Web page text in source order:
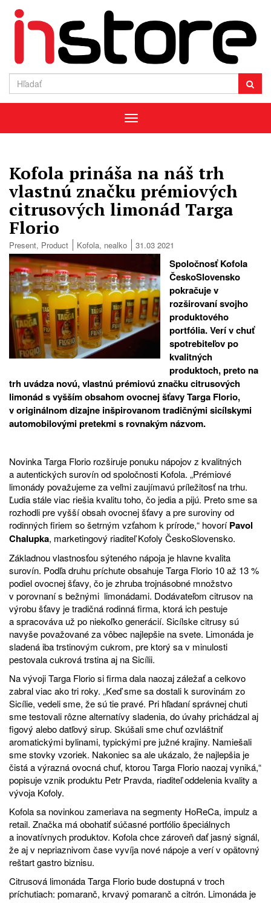
Menu
Kofola prináša na náš trh
vlastnú značku prémiových
citrusových limonád Targa
Florio
Present, Product Kofola, nealko 31.03 2021
Spoločnosť Kofola
ČeskoSlovensko
pokračuje v
rozširovaní svojho
produktového
portfólia. Verí v chuť
spotrebiteľov po
kvalitných
produktoch, preto na
trh uvádza novú, vlastnú prémiovú značku citrusových
limonád s vyšším obsahom ovocnej šťavy Targa Florio,
v originálnom dizajne inšpirovanom tradičnými sicílskymi
automobilovými pretekmi s rovnakým názvom.
Novinka Targa Florio rozširuje ponuku nápojov z kvalitných
a autentických surovín od spoločnosti Kofola. „Prémiové
limonády považujeme za veľmi zaujímavú príležitosť na trhu.
Ľudia stále viac riešia kvalitu toho, čo jedia a pijú. Preto sme sa
rozhodli pre vyšší obsah ovocnej šťavy a pre suroviny od
rodinných firiem so šetrným vzťahom k prírode,“ hovoríPavol
Chalupka, marketingový riaditeľ Kofoly ČeskoSlovensko.
Základnou vlastnosťou sýteného nápoja je hlavne kvalita
surovín. Podľa druhu príchute obsahuje Targa Florio 10 až 13 %
podiel ovocnej šťavy, čo je zhruba trojnásobné množstvo
v porovnaní s bežnými limonádami. Dodávateľom citrusov na
výrobu šťavy je tradičná rodinná firma, ktorá ich pestuje
a spracováva už po niekoľko generácií. Sicílske citrusy sú
navyše považované za vôbec najlepšie na svete. Limonáda je
sladená iba trstinovým cukrom, pre ktorý sa v minulosti
pestovala cukrová trstina aj na Sicílii.
Na vývoji Targa Florio si firma dala naozaj záležať a celkovo
zabral viac ako tri roky. „Keď sme sa dostali k surovinám zo
Sicílie, vedeli sme, že sú tie pravé. Pri hľadaní správnej chuti
sme testovali rôzne alternatívy sladenia, do úvahy prichádzal aj
figový alebo datľový sirup. Skúšali sme chuť ozvláštniť
aromatickými bylinami, typickými pre južné krajiny. Namiešali
sme stovky vzoriek. Nakoniec sa ale ukázalo, že najlepšia je
čistá a výrazná ovocná chuť, ktorou Targa Florio naozaj vyniká,“
popisuje vznik produktu Petr Pravda, riaditeľ oddelenia kvality a
vývoja Kofoly.
Kofola sa novinkou zameriava na segmenty HoReCa, impulz a
retail. Značka má obohatiť súčasné portfólio špeciálnych
a inovatívnych produktov. Kofola chce zároveň dať jasný signál,
že aj v nepriaznivom čase vyvíja nové nápoje a verí v opätovný
reštart gastro biznisu.
Citrusová limonáda Targa Florio bude dostupná v troch
príchutiach: pomaranč, krvavý pomaranč a citrón. Limonáda je